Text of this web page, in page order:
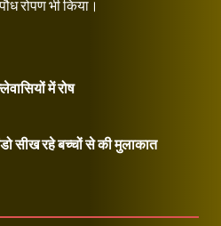
रोपण भी किया।
में रोष
सीख रहे बच्चों से की मुलाकात